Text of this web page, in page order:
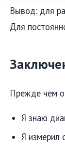
Вывод: для
Для
Прежде чем
Я знаю
Я измерил